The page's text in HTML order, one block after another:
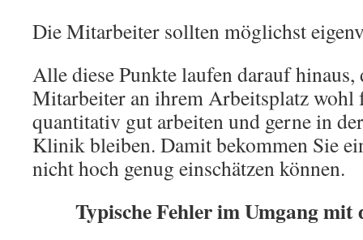
Die Mitarbeiter sollten möglichst
Alle diese Punkte laufen darauf hinaus,
Mitarbeiter an ihrem Arbeitsplatz
quantitativ gut arbeiten und gerne in
Klinik bleiben. Damit bekommen Sie
nicht hoch genug einschätzen können.
Typische Fehler im Umgang